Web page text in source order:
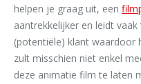
helpen je graag uit, een
aantrekkelijker en leidt
(potentiële) klant waardoor
zult misschien niet enkel
deze animatie film te laten